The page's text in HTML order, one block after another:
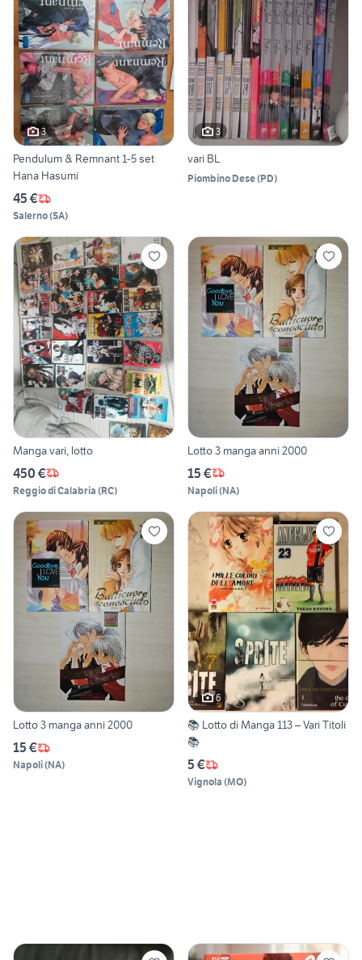
3
Pendulum & Remnant 1-5 set
Hana Hasumi
45 €
Salerno(SA)
3
vari BL
Piombino Dese(PD)
Manga vari, lotto
450 €
Reggio di Calabria (RC)
Lotto 3 manga anni 2000
15 €
Napoli(NA)
Lotto 3 manga anni 2000
15 €
Napoli(NA)
6
📚 Lotto di Manga 113 – Vari Titoli
📚
5 €
Vignola (MO)